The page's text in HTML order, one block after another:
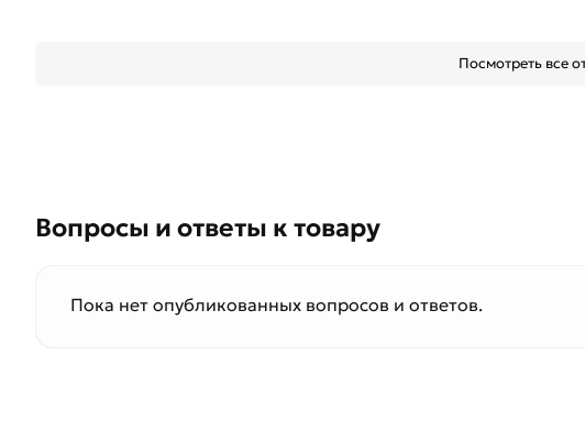
Посмотреть все
Вопросы и ответы к товару
Пока нет опубликованных вопросов и ответов.